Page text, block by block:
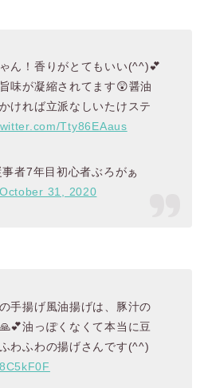
ん！香りがとてもいい(^^)💕
味が凝縮されてます😲醤油
ければ立派なしいたけステ
Tty86EAaus
者7年目初心者ぶろがぁ
October 31, 2020
手揚げ風油揚げは、豚汁の
油っぽくなくて本当に豆
わふわの揚げさんです(^^)